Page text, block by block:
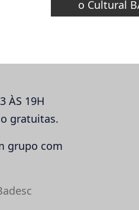
o Cultural
ÀS 19H
gratuitas.
grupo com